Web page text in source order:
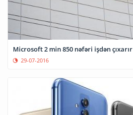
Microsoft 2 min 850 nəfəri işdən çıxarır
29-07-2016